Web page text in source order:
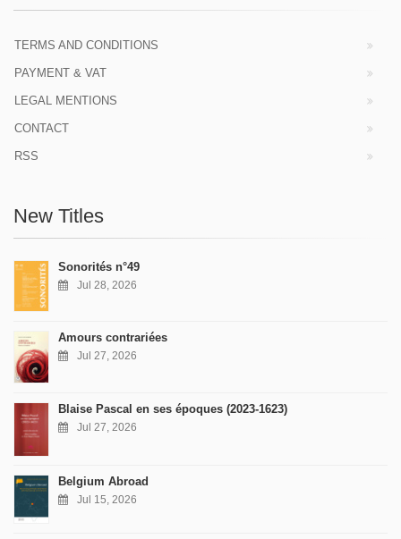
TERMS AND CONDITIONS
PAYMENT & VAT
LEGAL MENTIONS
CONTACT
RSS
New Titles
Sonorités n°49
Jul 28, 2026
Amours contrariées
Jul 27, 2026
Blaise Pascal en ses époques (2023-1623)
Jul 27, 2026
Belgium Abroad
Jul 15, 2026